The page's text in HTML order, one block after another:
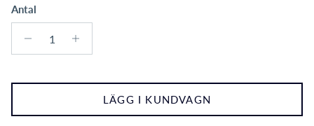
Antal
LÄGG I KUNDVAGN